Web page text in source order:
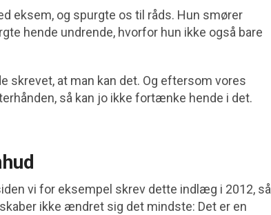
eksem, og spurgte os til råds. Hun smører
hende undrende, hvorfor hun ikke også bare
skrevet, at man kan det. Og eftersom vores
så kan jo ikke fortænke hende i det.
vi for eksempel skrev dette indlæg i 2012, så
ikke ændret sig det mindste: Det er en